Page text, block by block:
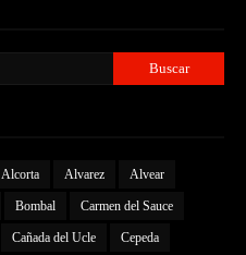
Alcorta Alvarez Alvear
Bombal Carmen del Sauce
Cañada del Ucle Cepeda